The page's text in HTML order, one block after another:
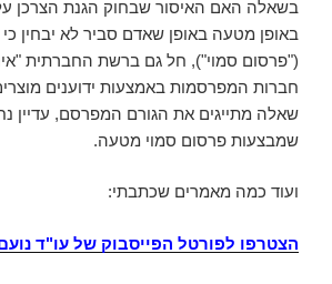
בשאלה האם האיסור שבחוק הגנת הצרכן
באופן מטעה באופן שאדם סביר לא יבחין
("פרסום סמוי"), חל גם ברשת החברתית
חברות המפרסמות באמצעות ידוענים
שאלה מתייגים את הגורם המפרסם, עדיין
שמבצעות פרסום סמוי מטעה.
ועוד כמה מאמרים שכתבתי:
הצטרפו לפורטל הפייסבוק של עו"ד